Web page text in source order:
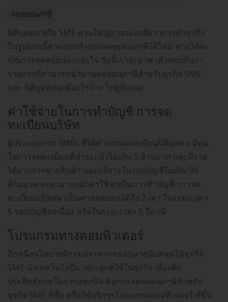
ลดหย่อนภาษี
นิติบุคคล หรือ SME ส่วนใหญ่อาจจะสงสัยว่าการทำธุรกิจ
ในรูปแบบนี้สามารถทำการลดหย่อนภาษีได้ไหม หากได้จะ
เป็นการลดหย่อนจากอะไร วันนี้เราจะมาหาคำตอบกันว่า
รายการที่สามารถนำมาลดหย่อนภาษีสำหรับธุรกิจ SME
และ นิติบุคคลจะมีอะไรบ้าง ไปดูกันเลย
ค่าใช้จ่ายในการทำบัญชี การจด
ทะเบียนบริษัท
ผู้ประกอบการ SMEs ที่ได้ทำการจดทะเบียนนิติบุคคล มีทุน
ในการจดทะเบียนที่ชำระแล้วไม่เกิน 5 ล้านบาท และมีราย
ได้จากการขายสินค้า และบริการในรอบบัญชีไม่เกิน 30
ล้านบาท จะสามารถนำค่าใช้จ่ายในการทำบัญชี การจด
ทะเบียนบริษัทมาเป็นค่าลดหย่อนได้ถึง 2 เท่า ในระยะเวลา
5 รอบบัญชีต่อเนื่อง หรือในระยะเวลา 5 ปีภาษี
โปรแกรมทางคอมพิวเตอร์
อีกหนึ่งนโยบายที่กรมสรรพากรออกมาสนับสนุนให้ธุรกิจ
SME นำเทคโนโลยีมาประยุกต์ใช้ในธุรกิจ เพื่อเพิ่ม
ประสิทธิภาพในการแข่งขัน คือการลดหย่อนภาษีสำหรับ
ธุรกิจ SME ที่ซื้อ หรือใช้บริการโปรแกรมคอมพิวเตอร์ ที่ขึ้น